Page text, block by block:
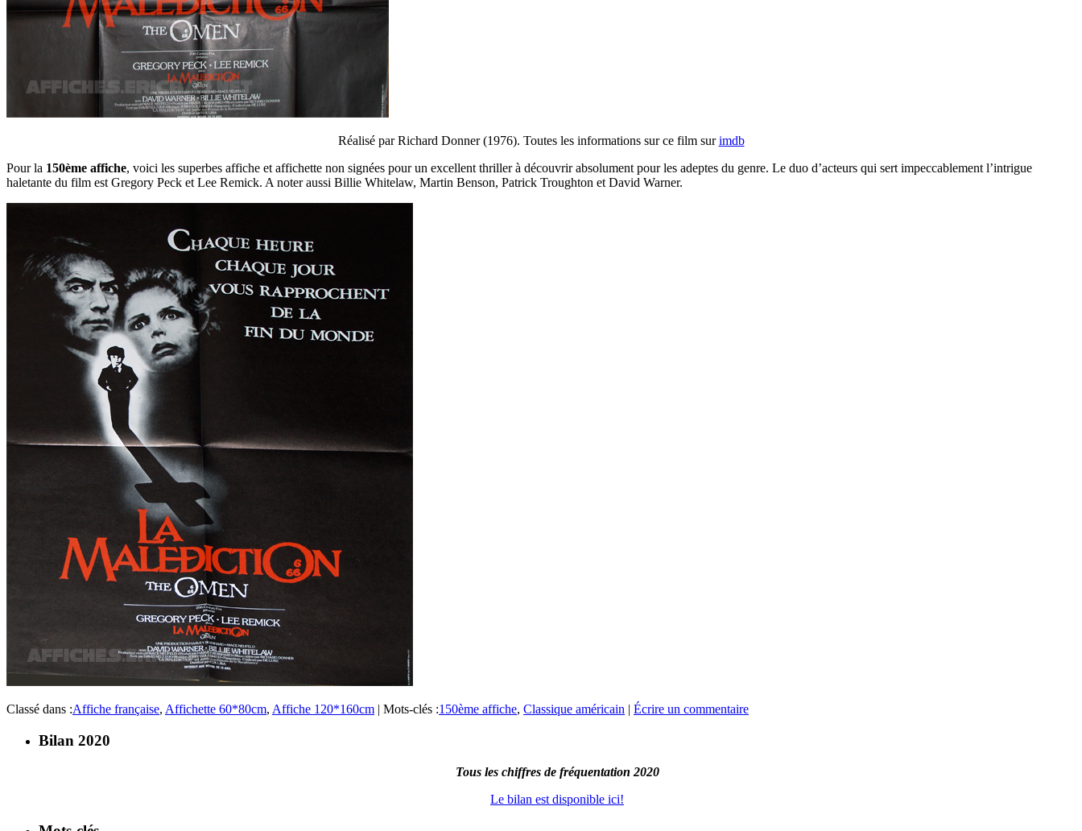
Réalisé par Richard Donner (1976). Toutes les informations sur ce film surimdb
Pour la 150ème affiche, voici les superbes affiche et affichette non signées pour un excellent thriller à découvrir absolument pour les adeptes du genre. Le duo d’acteurs qui sert impeccablement l’intrigue
haletante du film est Gregory Peck et Lee Remick. A noter aussi Billie Whitelaw, Martin Benson, Patrick Troughton et David Warner.
Classé dans :Affiche française, Affichette 60*80cm, Affiche 120*160cm | Mots-clés :150ème affiche, Classique américain | Écrire un commentaire
Bilan 2020
Tous les chiffres de fréquentation 2020
Le bilan est disponible ici!